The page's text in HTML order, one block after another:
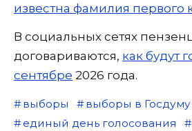
известна фамилия первого
В социальных сетях
договариваются, как будут
сентябре 2026 года.
выборы выборы в Госдуму
единый день голосования